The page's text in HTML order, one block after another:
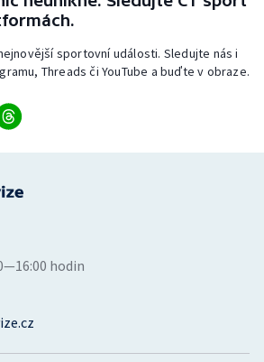
sportovní události. Sledujte nás i
Threads či YouTube a buďte v obraze.
hodin